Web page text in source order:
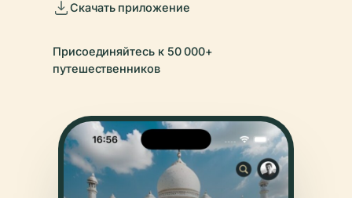
Скачать приложение
Присоединяйтесь к 50 000+
путешественников